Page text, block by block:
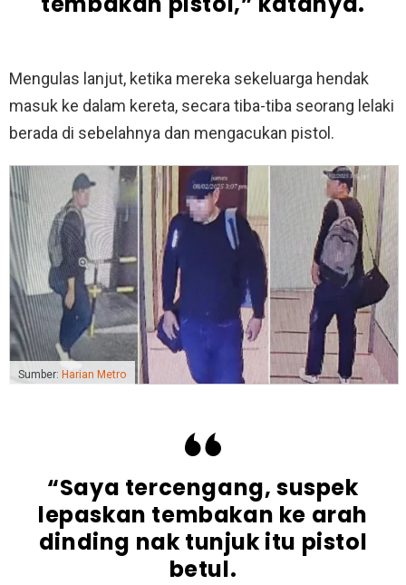
Mengulas lanjut, ketika mereka sekeluarga hendak
masuk ke dalam kereta, secara tiba-tiba seorang lelaki
berada di sebelahnya dan mengacukan pistol.
Sumber: Harian Metro
“Saya tercengang, suspek
lepaskan tembakan ke arah
dinding nak tunjuk itu pistol
betul.